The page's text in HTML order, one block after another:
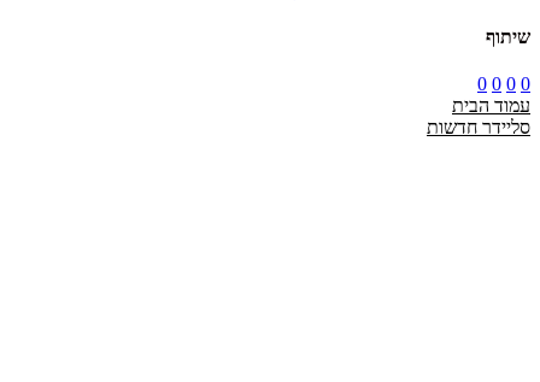
שיתוף
0
0
0
0
עמוד הבית
סליידר חדשות